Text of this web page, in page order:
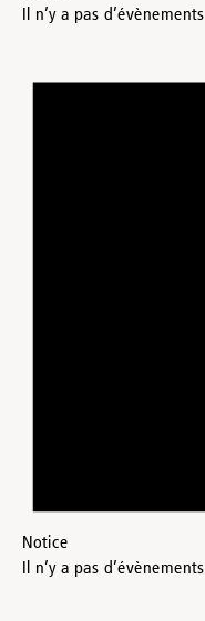
Il n’y a pas
Notice
Il n’y a pas